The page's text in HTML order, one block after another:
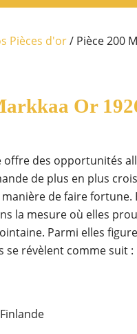
Pièces d'or/ Pièce 200
Or
offre des opportunités
de plus en plus
de faire fortune.
la mesure où elles
Parmi elles
se révèlent comme suit :
Finlande